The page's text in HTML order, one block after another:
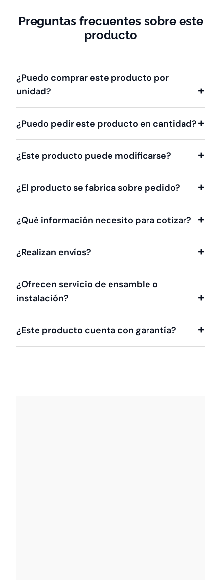
Preguntas frecuentes sobre este
producto
¿Puedo comprar este producto por
unidad?
¿Puedo pedir este producto en cantidad?
¿Este producto puede modificarse?
¿El producto se fabrica sobre pedido?
¿Qué información necesito para cotizar?
¿Realizan envíos?
¿Ofrecen servicio de ensamble o
instalación?
¿Este producto cuenta con garantía?